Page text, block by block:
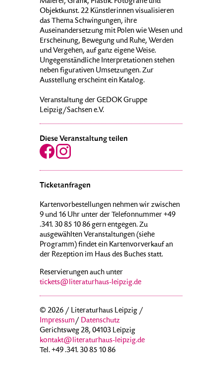
Malerei, Grafik, Plastik. Fotografie und
Objektkunst. 22 Künstlerinnen visualisieren
das Thema Schwingungen, ihre
Auseinandersetzung mit Polen wie Wesen und
Erscheinung, Bewegung und Ruhe, Werden
und Vergehen, auf ganz eigene Weise.
Ungegenständliche Interpretationen stehen
neben figurativen Umsetzungen. Zur
Ausstellung erscheint ein Katalog.
Veranstaltung der GEDOK Gruppe
Leipzig/Sachsen e.V.
Diese Veranstaltung teilen
Ticketanfragen
Kartenvorbestellungen nehmen wir zwischen
9 und 16 Uhr unter der Telefonnummer +49
.341. 30 85 10 86 gern entgegen. Zu
ausgewählten Veranstaltungen (siehe
Programm) findet ein Kartenvorverkauf an
der Rezeption im Haus des Buches statt.
Reservierungen auch unter
tickets@literaturhaus-leipzig.de
© 2026 / Literaturhaus Leipzig /
Impressum/ Datenschutz
Gerichtsweg 28, 04103 Leipzig
kontakt@literaturhaus-leipzig.de
Tel. +49 .341. 30 85 10 86